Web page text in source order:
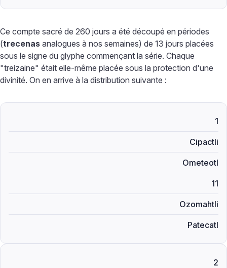
Ce compte sacré de 260 jours a été découpé en périodes
(trecenas analogues à nos semaines) de 13 jours placées
sous le signe du glyphe commençant la série. Chaque
"treizaine" était elle-même placée sous la protection d'une
divinité. On en arrive à la distribution suivante :
1
Cipactli
Ometeotl
11
Ozomahtli
Patecatl
2